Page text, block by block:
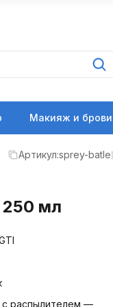
Макияж и брови
Артикул:sprey-batle
250 мл
с распылителем —